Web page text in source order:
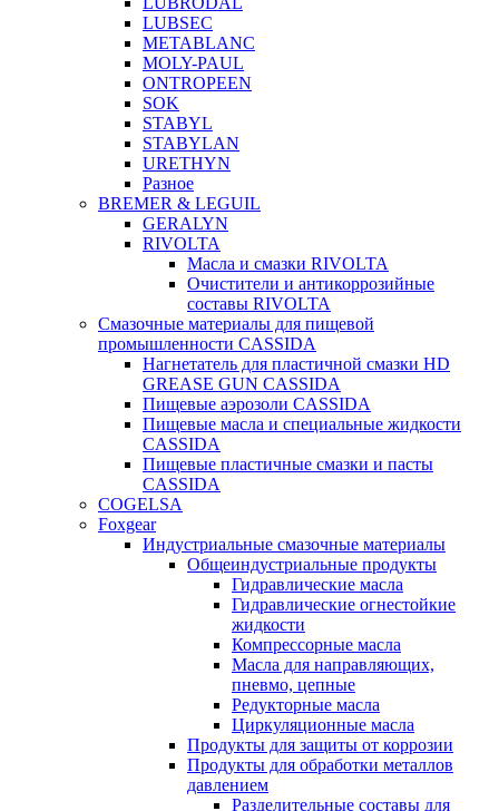
LUBSEC
METABLANC
MOLY-PAUL
ONTROPEEN
SOK
STABYL
STABYLAN
URETHYN
Разное
BREMER & LEGUIL
GERALYN
RIVOLTA
Масла и смазки RIVOLTA
Очистители и антикоррозийные
составы RIVOLTA
Смазочные материалы для пищевой
промышленности CASSIDA
Нагнетатель для пластичной смазки HD
GREASE GUN CASSIDA
Пищевые аэрозоли CASSIDA
Пищевые масла и специальные жидкости
CASSIDA
Пищевые пластичные смазки и пасты
CASSIDA
COGELSA
Foxgear
Индустриальные смазочные материалы
Общеиндустриальные продукты
Гидравлические масла
Гидравлические огнестойкие
жидкости
Компрессорные масла
Масла для направляющих,
пневмо, цепные
Редукторные масла
Циркуляционные масла
Продукты для защиты от коррозии
Продукты для обработки металлов
давлением
Разделительные составы для